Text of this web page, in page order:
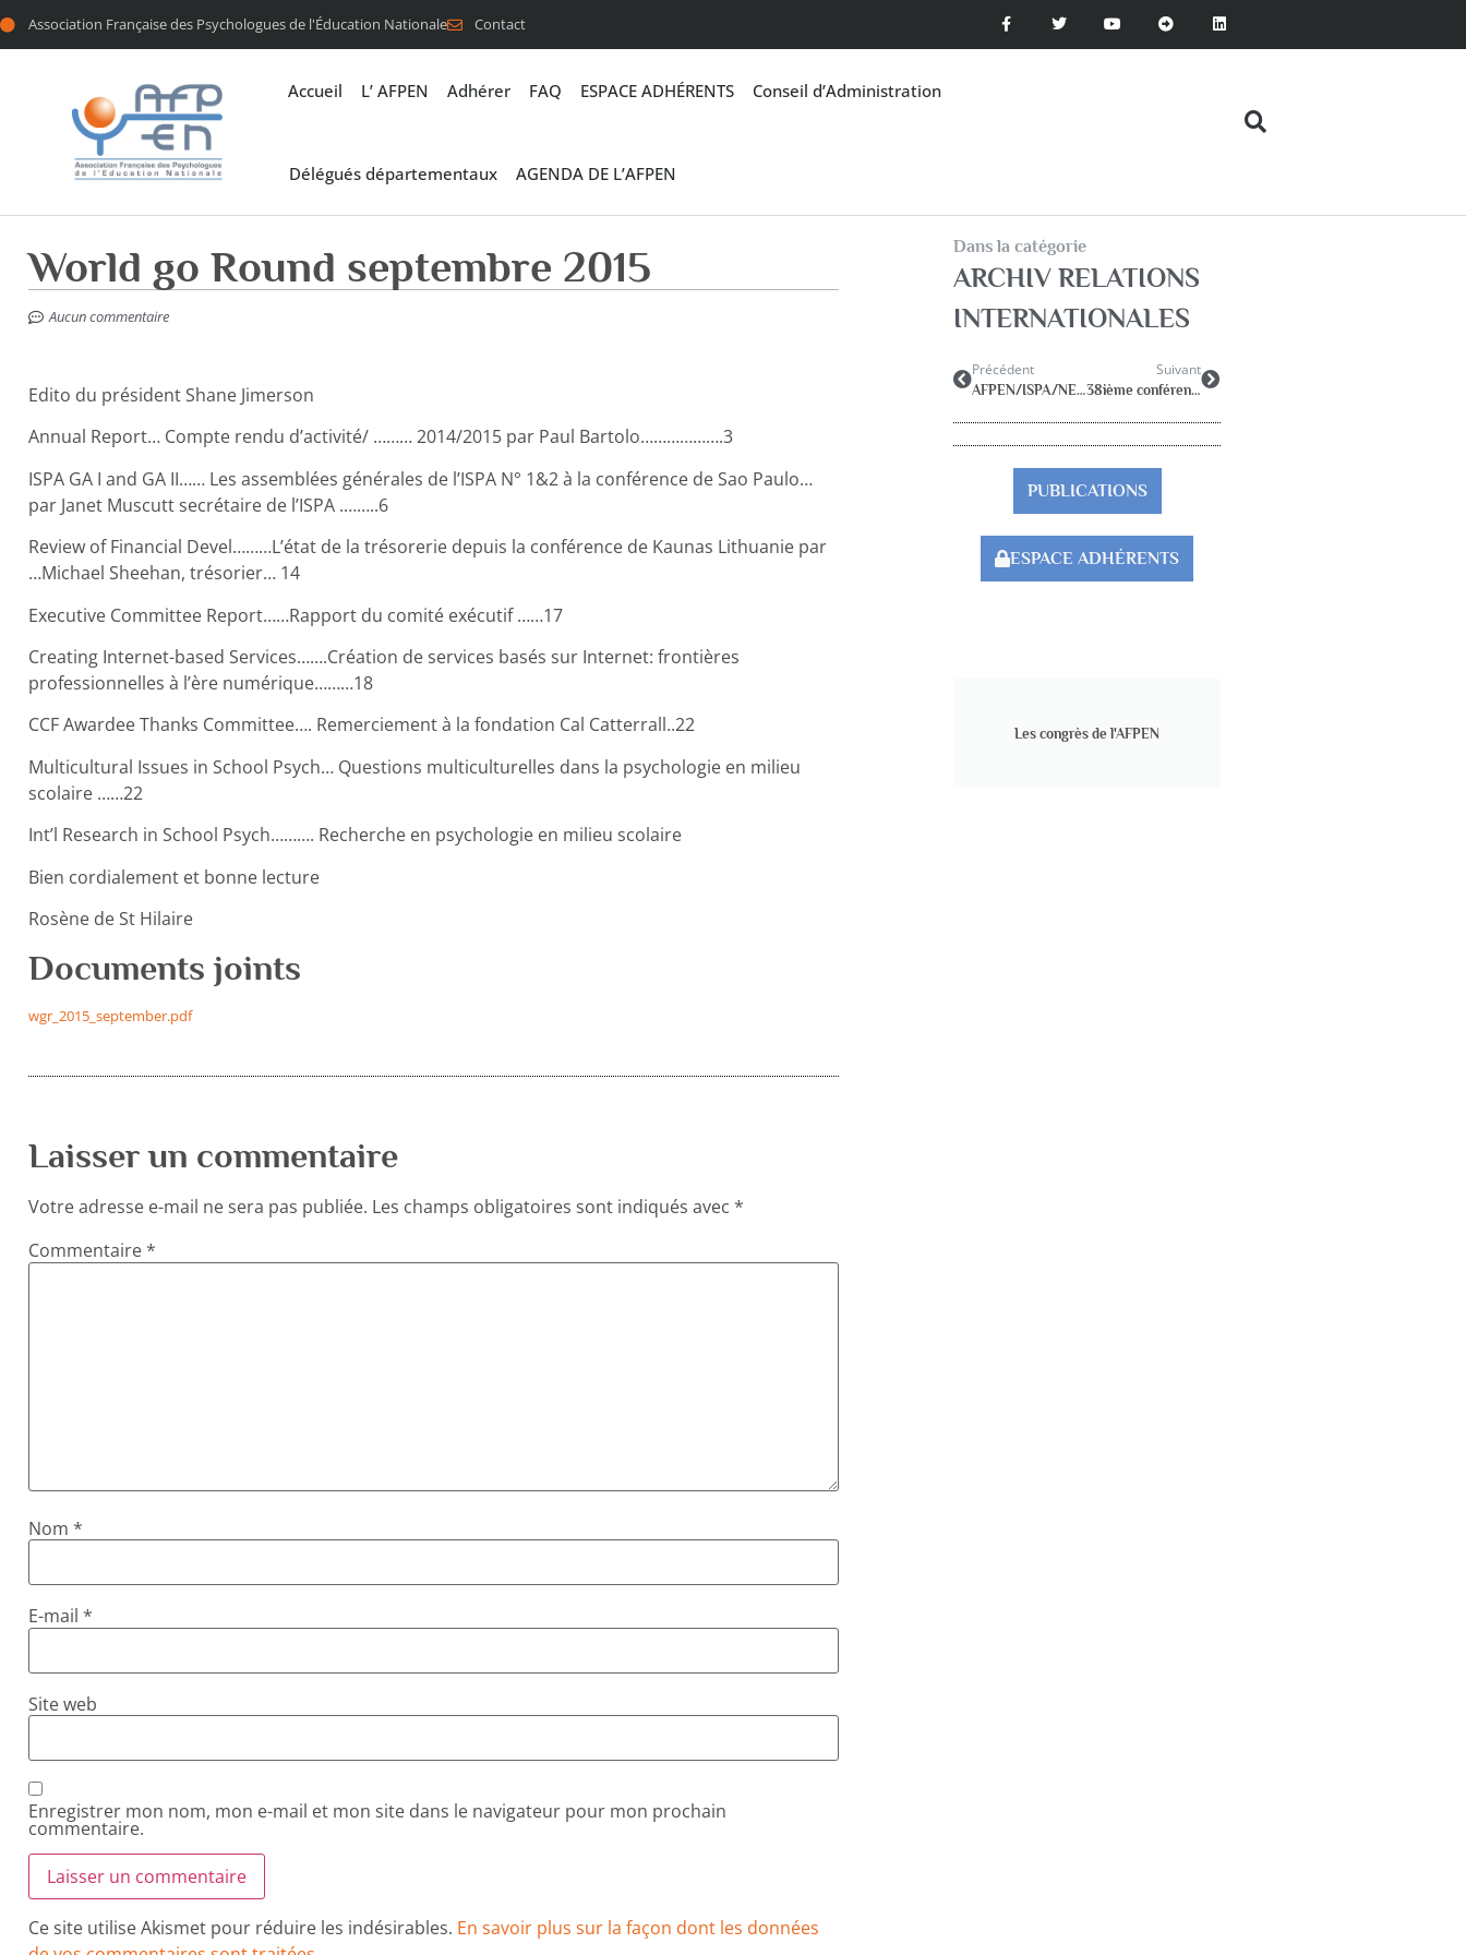
Association Française des Psychologues de l'Éducation Nationale Contact
Accueil L’ AFPEN Adhérer FAQ ESPACE ADHÉRENTS Conseil d’Administration
Délégués départementaux AGENDA DE L’AFPEN
World go Round septembre 2015
Aucun commentaire
Edito du président Shane Jimerson
Annual Report… Compte rendu d’activité/ ……… 2014/2015 par Paul Bartolo……………….3
ISPA GA I and GA II…… Les assemblées générales de l’ISPA N° 1&2 à la conférence de Sao Paulo…
par Janet Muscutt secrétaire de l’ISPA .……..6
Review of Financial Devel………L’état de la trésorerie depuis la conférence de Kaunas Lithuanie par
…Michael Sheehan, trésorier… 14
Executive Committee Report……Rapport du comité exécutif ……17
Creating Internet-based Services…….Création de services basés sur Internet: frontières
professionnelles à l’ère numérique………18
CCF Awardee Thanks Committee…. Remerciement à la fondation Cal Catterrall..22
Multicultural Issues in School Psych… Questions multiculturelles dans la psychologie en milieu
scolaire ……22
Int’l Research in School Psych………. Recherche en psychologie en milieu scolaire
Bien cordialement et bonne lecture
Rosène de St Hilaire
Documents joints
wgr_2015_september.pdf
Laisser un commentaire
Votre adresse e-mail ne sera pas publiée. Les champs obligatoires sont indiqués avec *
Commentaire*
Nom *
E-mail *
Site web
Enregistrer mon nom, mon e-mail et mon site dans le navigateur pour mon prochain
commentaire.
Ce site utilise Akismet pour réduire les indésirables. En savoir plus sur la façon dont les données
Dans la catégorie
ARCHIV RELATIONS
INTERNATIONALES
Précédent
AFPEN/ISPA/NEPES
Suivant
38ième conférence de l’ISPA 20/23 juillet 2016
PUBLICATIONS
ESPACE ADHÉRENTS
Les congrès de l'AFPEN